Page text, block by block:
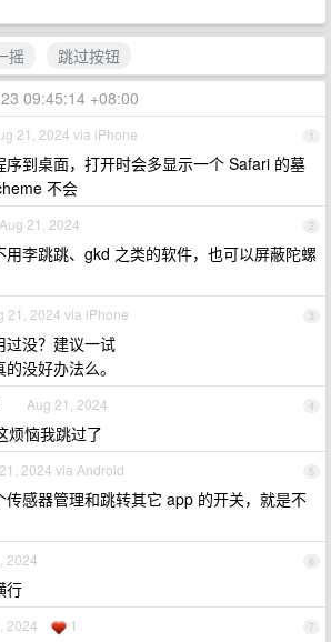
摇
跳过按钮
09:45:14 +08:00
1
21, 2024 via iPhone
序到桌面，打开时会多显示一个 Safari 的墓
不会
2
Aug 21, 2024
用李跳跳、gkd 之类的软件，也可以屏蔽陀螺
3
21, 2024 via iPhone
过没？建议一试
没好办法么。
4
Aug 21, 2024
烦恼我跳过了
5
2024 via Android
传感器管理和跳转其它 app 的开关，就是不
6
2024
行
7
2024 1